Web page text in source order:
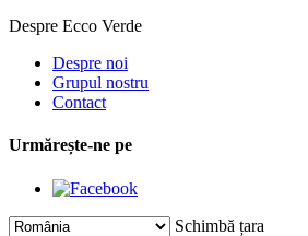
Despre Ecco Verde
Despre noi
Grupul nostru
Contact
Urmărește-ne pe
Schimbă țara